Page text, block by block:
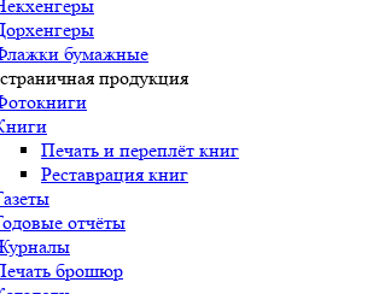
бумажные
продукция
Печать и переплёт книг
Реставрация книг
отчёты
брошюр